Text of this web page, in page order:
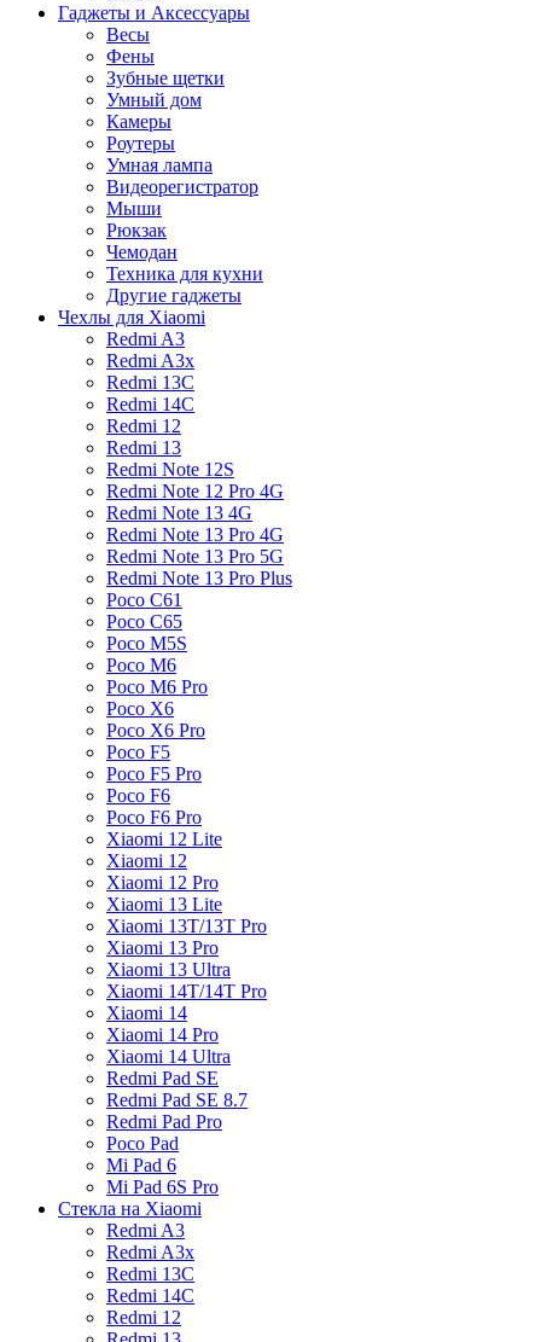
Гаджеты и Аксессуары
Весы
Фены
Зубные щетки
Умный дом
Камеры
Роутеры
Умная лампа
Видеорегистратор
Мыши
Рюкзак
Чемодан
Техника для кухни
Другие гаджеты
Чехлы для Xiaomi
Redmi A3
Redmi A3x
Redmi 13C
Redmi 14C
Redmi 12
Redmi 13
Redmi Note 12S
Redmi Note 12 Pro 4G
Redmi Note 13 4G
Redmi Note 13 Pro 4G
Redmi Note 13 Pro 5G
Redmi Note 13 Pro Plus
Poco C61
Poco C65
Poco M5S
Poco M6
Poco M6 Pro
Poco X6
Poco X6 Pro
Poco F5
Poco F5 Pro
Poco F6
Poco F6 Pro
Xiaomi 12 Lite
Xiaomi 12
Xiaomi 12 Pro
Xiaomi 13 Lite
Xiaomi 13T/13T Pro
Xiaomi 13 Pro
Xiaomi 13 Ultra
Xiaomi 14T/14T Pro
Xiaomi 14
Xiaomi 14 Pro
Xiaomi 14 Ultra
Redmi Pad SE
Redmi Pad SE 8.7
Redmi Pad Pro
Poco Pad
Mi Pad 6
Mi Pad 6S Pro
Стекла на Xiaomi
Redmi A3
Redmi A3x
Redmi 13C
Redmi 14C
Redmi 12